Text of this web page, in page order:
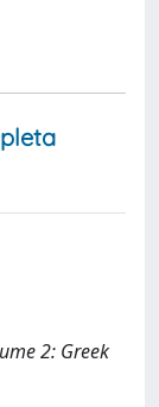
2: Greek